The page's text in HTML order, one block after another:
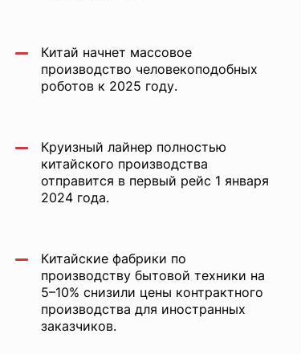
Китай начнет массовое
производство человекоподобных
роботов к 2025 году.
Круизный лайнер полностью
китайского производства
отправится в первый рейс 1 января
2024 года.
Китайские фабрики по
производству бытовой техники на
5–10% снизили цены контрактного
производства для иностранных
заказчиков.